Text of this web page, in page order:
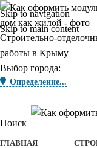
Skip to navigation
Skip to main content
Строительно-
работы в Крыму
Выбор города:
Определение...
Поиск
ГЛАВНАЯ